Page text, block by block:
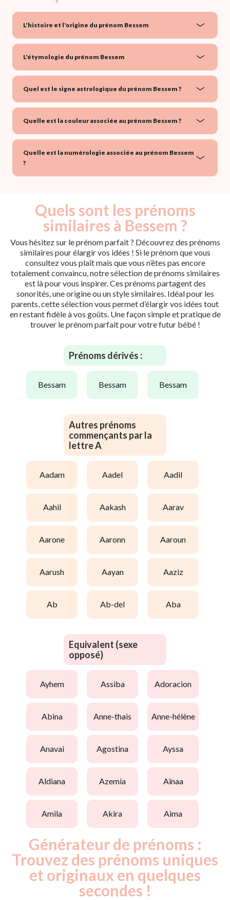
L'histoire et l'origine du prénom Bessem
L'étymologie du prénom Bessem
Quel est le signe astrologique du prénom Bessem ?
Quelle est la couleur associée au prénom Bessem ?
Quelle est la numérologie associée au prénom Bessem
?
Quels sont les prénoms
similaires à Bessem ?
Vous hésitez sur le prénom parfait ? Découvrez des prénoms
similaires pour élargir vos idées ! Si le prénom que vous
consultez vous plaît mais que vous n’êtes pas encore
totalement convaincu, notre sélection de prénoms similaires
est là pour vous inspirer. Ces prénoms partagent des
sonorités, une origine ou un style similaires. Idéal pour les
parents, cette sélection vous permet d’élargir vos idées tout
en restant fidèle à vos goûts. Une façon simple et pratique de
trouver le prénom parfait pour votre futur bébé !
Prénoms dérivés :
bessam bessam bessam
Autres prénoms
commençants par la
lettre A
aadam aadel aadil
aahil aakash aarav
aarone aaronn aaroun
aarush aayan aaziz
ab ab-del aba
Equivalent (sexe
opposé)
ayhem assiba adoracion
abina anne-thais anne-hélène
anavai agostina ayssa
aldiana azemia aïnaa
amila akira aima
Générateur de prénoms :
Trouvez des prénoms uniques
et originaux en quelques
secondes !